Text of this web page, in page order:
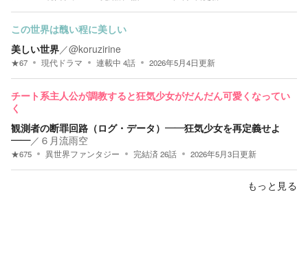
この世界は醜い程に美しい
美しい世界／@koruzirine
★67 現代ドラマ 連載中 4話 2026年5月4日更新
チート系主人公が調教すると狂気少女がだんだん可愛くなってい
く
観測者の断罪回路（ログ・データ）――狂気少女を再定義せよ
――／ ６月流雨空
★675 異世界ファンタジー 完結済26話 2026年5月3日更新
もっと見る